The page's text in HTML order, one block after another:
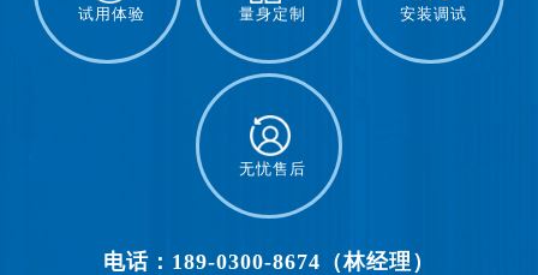
试用体验 量身定制 安装调试
无忧售后
电话：189-0300-8674（林经理）